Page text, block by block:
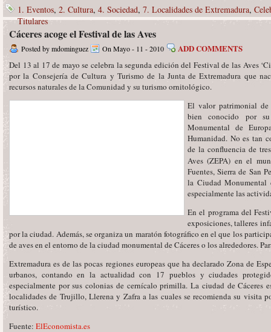
1. Eventos, 2. Cultura, 4. Sociedad, 7. Localidades de Extremadura,
Titulares
Cáceres acoge el Festival de las Aves
Posted by mdominguez On Mayo - 11 - 2010 ADD COMMENTS
Del 13 al 17 de mayo se celebra la segunda edición del Festival de las Aves
por la Consejería de Cultura y Turismo de la Junta de Extremadura que
recursos naturales de la Comunidad y su turismo ornitológico.
El valor patrimonial de
bien conocido por
Monumental de
Humanidad. No es tan
de la confluencia de
Aves (ZEPA) en el
Fuentes, Sierra de San
la Ciudad Monumental
especialmente las
En el programa del
exposiciones, talleres
por la ciudad. Además, se organiza un maratón fotográfico en el que los
de aves en el entorno de la ciudad monumental de Cáceres o los alrededores.
Extremadura es de las pocas regiones europeas que ha declarado Zona de
urbanos, contando en la actualidad con 17 pueblos y ciudades
especialmente por sus colonias de cernícalo primilla. La ciudad de Cáceres
localidades de Trujillo, Llerena y Zafra a las cuales se recomienda su visita
turístico.
Fuente: ElEconomista.es